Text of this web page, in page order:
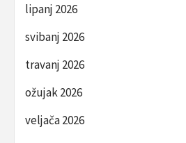
lipanj 2026
svibanj 2026
travanj 2026
ožujak 2026
veljača 2026